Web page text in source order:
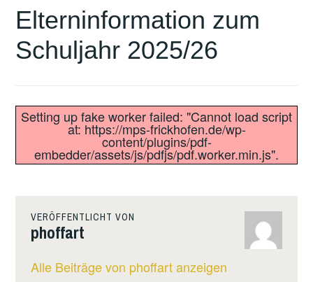
Elterninformation zum
Schuljahr 2025/26
Setting up fake worker failed: "Cannot load script
at: https://mps-frickhofen.de/wp-
content/plugins/pdf-
embedder/assets/js/pdfjs/pdf.worker.min.js".
VERÖFFENTLICHT VON
phoffart
Alle Beiträge von phoffart anzeigen